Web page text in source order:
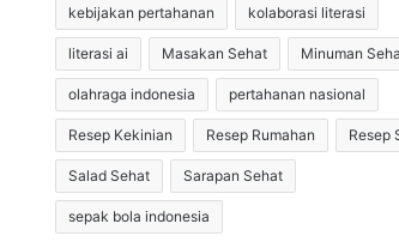
kebijakan pertahanan kolaborasi literasi
literasi ai Masakan Sehat Minuman
olahraga indonesia pertahanan nasional
Resep Kekinian Resep Rumahan Resep
Salad Sehat Sarapan Sehat
sepak bola indonesia